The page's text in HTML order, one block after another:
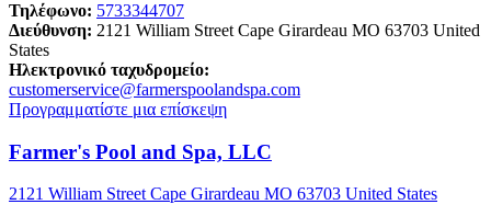
Τηλέφωνο: 5733344707
Διεύθυνση: 2121 William Street Cape Girardeau MO 63703 United
States
Ηλεκτρονικό ταχυδρομείο:
customerservice@farmerspoolandspa.com
Προγραμματίστε μια επίσκεψη
Farmer's Pool and Spa, LLC
2121 William Street Cape Girardeau MO 63703 United States